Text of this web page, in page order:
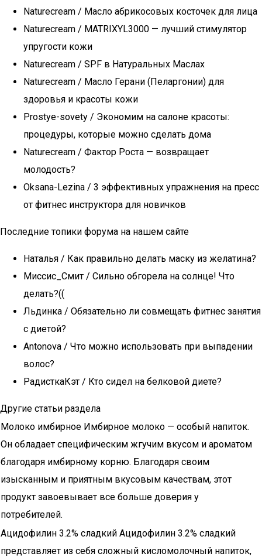
Naturecream / Масло абрикосовых косточек для лица
Naturecream / MATRIXYL3000 — лучший стимулятор
упругости кожи
Naturecream / SPF в Натуральных Маслах
Naturecream / Масло Герани (Пеларгонии) для
здоровья и красоты кожи
Prostye-sovety / Экономим на салоне красоты:
процедуры, которые можно сделать дома
Naturecream / Фактор Роста — возвращает
молодость?
Oksana-Lezina / 3 эффективных упражнения на пресс
от фитнес инструктора для новичков
Последние топики форума на нашем сайте
Наталья / Как правильно делать маску из желатина?
Миссис_Смит / Сильно обгорела на солнце! Что
делать?((
Льдинка / Обязательно ли совмещать фитнес занятия
с диетой?
Antonova / Что можно использовать при выпадении
волос?
РадисткаКэт / Кто сидел на белковой диете?
Другие статьи раздела
Молоко имбирное Имбирное молоко — особый напиток.
Он обладает специфическим жгучим вкусом и ароматом
благодаря имбирному корню. Благодаря своим
изысканным и приятным вкусовым качествам, этот
продукт завоевывает все больше доверия у
потребителей.
Ацидофилин 3.2% сладкий Ацидофилин 3.2% сладкий
представляет из себя сложный кисломолочный напиток,